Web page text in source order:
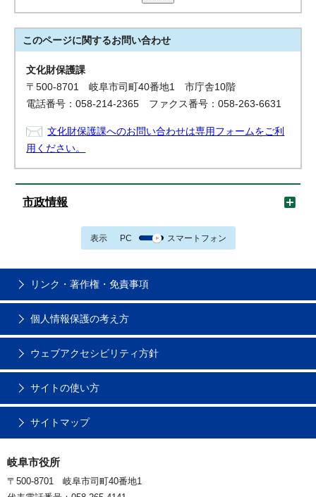
このページに関するお問い合わせ
文化財保護課
〒500-8701 岐阜市司町40番地1 市庁舎10階
電話番号：058-214-2365 ファクス番号：058-263-6631
文化財保護課へのお問い合わせは専用フォームをご利
用ください。
市政情報
表示 PC スマートフォン
リンク・著作権・免責事項
個人情報保護の考え方
ウェブアクセシビリティ方針
サイトの使い方
サイトマップ
岐阜市役所
〒500-8701 岐阜市司町40番地1